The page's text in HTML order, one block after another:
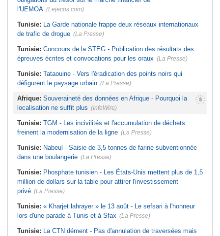
l'UEMOA (Lejecos.com)
Tunisie: La Garde nationale frappe deux réseaux internationaux
de trafic de drogue (La Presse)
Tunisie: Concours de la STEG - Publication des résultats des
épreuves écrites et convocations pour les oraux (La Presse)
Tunisie: Tataouine - Vers l'éradication des points noirs qui
défigurent le paysage urbain (La Presse)
Afrique: Souveraineté des données en Afrique - Pourquoi la
localisation ne suffit plus (InfoWire)
Tunisie: TGM - Les incivilités et l'accumulation de déchets
freinent la modernisation de la ligne (La Presse)
Tunisie: Nabeul - Saisie de 3,5 tonnes de farine subventionnée
dans une boulangerie (La Presse)
Tunisie: Phosphate tunisien - Les États-Unis mettent plus de 1,5
million de dollars sur la table pour attirer l'investissement
privé (La Presse)
Tunisie: « Kharjet lahrayer » le 13 août - Le sefsari à l'honneur
lors d'une parade à Tunis et à Sfax (La Presse)
Tunisie: La CTN dément - Pas d'annulation de traversées mais